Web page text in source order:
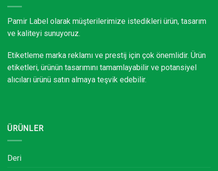
Pamir Label olarak müşterilerimize istedikleri ürün, tasarım
ve kaliteyi sunuyoruz.
Etiketleme marka reklamı ve prestij için çok önemlidir. Ürün
etiketleri, ürünün tasarımını tamamlayabilir ve potansiyel
alıcıları ürünü satın almaya teşvik edebilir.
ÜRÜNLER
Deri